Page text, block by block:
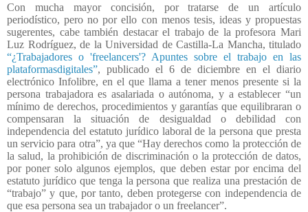
Con mucha mayor concisión, por tratarse de un artículo
periodístico, pero no por ello con menos tesis, ideas y propuestas
sugerentes, cabe también destacar el trabajo de la profesora Mari
Luz Rodríguez, de la Universidad de Castilla-La Mancha, titulado
“¿Trabajadores o 'freelancers'? Apuntes sobre el trabajo en las
plataformasdigitales”, publicado el 6 de diciembre en el diario
electrónico Infolibre, en el que llama a tener menos presente si la
persona trabajadora es asalariada o autónoma, y a establecer “un
mínimo de derechos, procedimientos y garantías que equilibraran o
compensaran la situación de desigualdad o debilidad con
independencia del estatuto jurídico laboral de la persona que presta
un servicio para otra”, ya que “Hay derechos como la protección de
la salud, la prohibición de discriminación o la protección de datos,
por poner solo algunos ejemplos, que deben estar por encima del
estatuto jurídico que tenga la persona que realiza una prestación de
“trabajo” y que, por tanto, deben protegerse con independencia de
que esa persona sea un trabajador o un freelancer”.